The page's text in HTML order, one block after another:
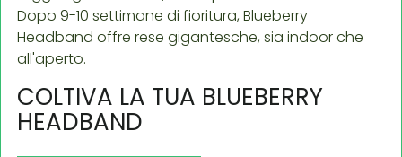
Dopo 9-10 settimane di fioritura, Blueberry
Headband offre rese gigantesche, sia indoor che
all'aperto.
COLTIVA LA TUA BLUEBERRY
HEADBAND